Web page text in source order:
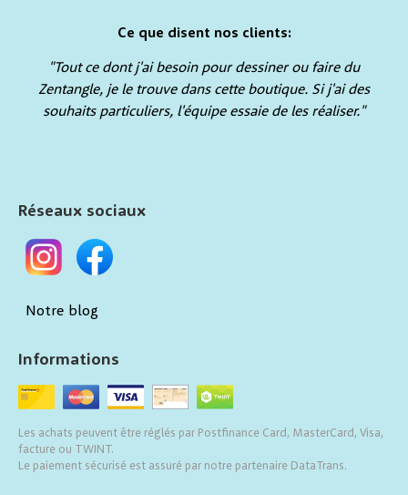
Ce que disent nos clients:
"Tout ce dont j'ai besoin pour dessiner ou faire du
Zentangle, je le trouve dans cette boutique. Si j'ai des
souhaits particuliers, l'équipe essaie de les réaliser."
Informations
Les achats peuvent être réglés par Postfinance Card, MasterCard, Visa,
facture ou TWINT.
Le paiement sécurisé est assuré par notre partenaire DataTrans.
Réseaux sociaux
Notre blog